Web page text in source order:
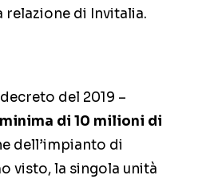
relazione di Invitalia.
del 2019 –
di 10 milioni di
dell’impianto di
visto, la singola unità